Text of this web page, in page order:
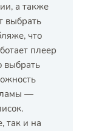
а также
выбрать
что
плеер
выбрать
—
так и на